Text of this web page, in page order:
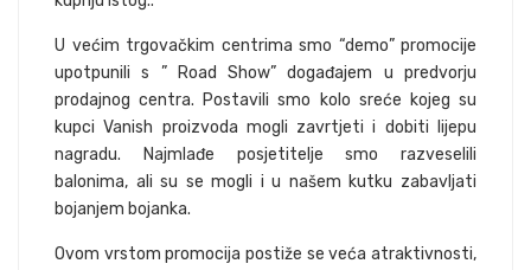
U većim trgovačkim centrima smo “demo” promocije
upotpunili s ” Road Show” događajem u predvorju
prodajnog centra. Postavili smo kolo sreće kojeg su
kupci Vanish proizvoda mogli zavrtjeti i dobiti lijepu
nagradu. Najmlađe posjetitelje smo razveselili
balonima, ali su se mogli i u našem kutku zabavljati
bojanjem bojanka.
Ovom vrstom promocija postiže se veća atraktivnosti,